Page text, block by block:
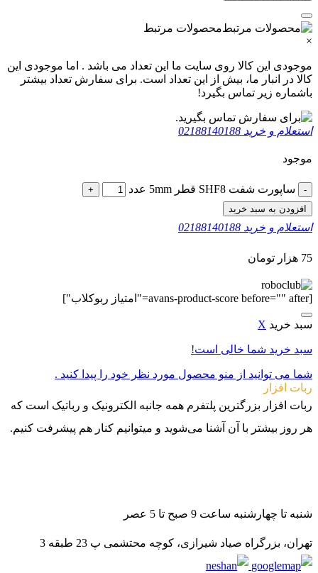
محصولات مرتبط
×
موجودی این کالا روی سایت ما این تعداد می باشد . اما موجودی این
کالا در انبار ما، بیش از این تعداد است. برای سفارش تعداد بیشتر
باشماره زیر تماس بگیرد!
استعلام و خرید 02188140188
موجود
- ساپورت شفت SHF8 قطر 5mm عدد
+
افزودن به سبد خرید
استعلام و خرید 02188140188
75 هزار تومان
[avans-product-score before="" after="امتیاز ربوکلاب"]
سبد خرید X
سبد خرید شما خالی است!
شما می توانید از منو محصول مورد نظر خود را پیدا کنید .
ربات افزار
ربات افزار بزرگترین پلتفرم همه جانبه الکترونیک و رباتیک است که
هر روز بیشتر با آن آشنا می‌شوید و میتوانیم کنار هم پیشرفت کنیم.
شنبه تا چهارشنبه ساعت 9 صبح تا 5 عصر
تهران، بزرگراه صیاد شیرازی، کوچه محتشمی پ 23 طبقه 3